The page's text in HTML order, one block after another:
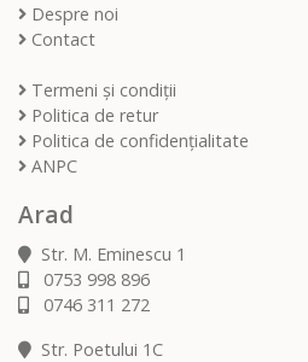
Despre noi
Contact
Termeni și condiții
Politica de retur
Politica de confidențialitate
ANPC
Arad
Str. M. Eminescu 1
0753 998 896
0746 311 272
Str. Poetului 1C